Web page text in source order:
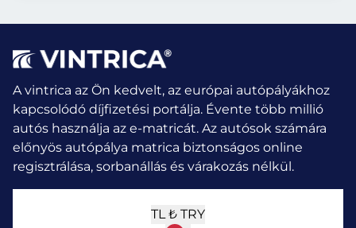
A vintrica az Ön kedvelt, az európai autópályákhoz
kapcsolódó díjfizetési portálja. Évente több millió
autós használja az e-matricát. Az autósok számára
előnyös autópálya matrica biztonságos online
regisztrálása, sorbanállás és várakozás nélkül.
TL ₺ TRY